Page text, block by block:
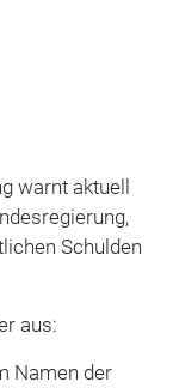
warnt aktuell
Schulden
aus:
Namen der